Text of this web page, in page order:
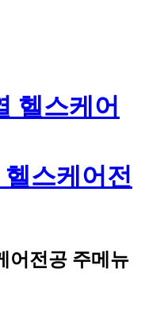
스케어전
어전공 주메뉴